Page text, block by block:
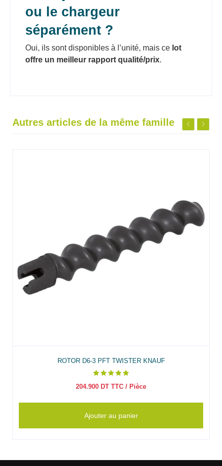
ou le chargeur
séparément ?
Oui, ils sont disponibles à l’unité, mais ce lot
offre un meilleur rapport qualité/prix.
Autres articles de la même famille
ROTOR D6-3 PFT TWISTER KNAUF
204.900 DT TTC / Pièce
Ajouter au panier